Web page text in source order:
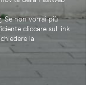
. Se non vorrai più
cliccare sul link
la